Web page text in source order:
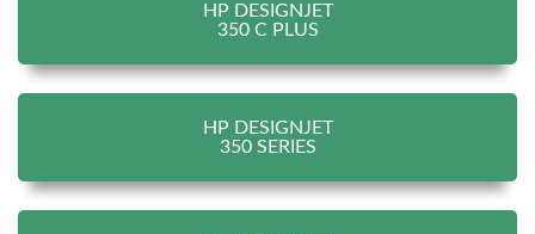
HP DESIGNJET
350 C PLUS
HP DESIGNJET
350 SERIES